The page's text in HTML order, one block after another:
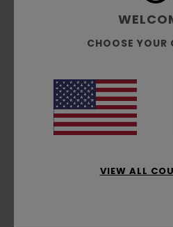
5 juillet 2026
Confort: 5/5 Rapport qualité /
: 5/5 Coloris: 5/5
Je recommande ce produit
CHOOSE YOUR
VIEW ALL